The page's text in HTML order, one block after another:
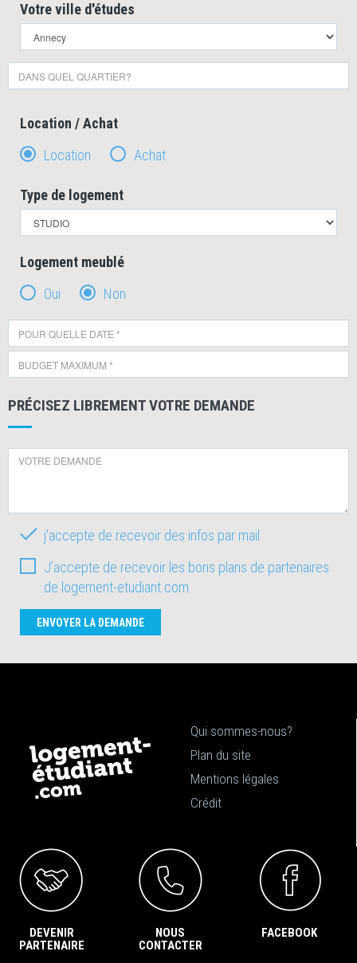
Votre ville d'études
Location / Achat
Location
Achat
Type de logement
Logement meublé
Oui
Non
PRÉCISEZ LIBREMENT VOTRE DEMANDE
j'accepte de recevoir des infos par mail
J’accepte de recevoir les bons plans de partenaires
de logement-etudiant.com
ENVOYER LA DEMANDE
Qui sommes-nous?
Plan du site
Mentions légales
Crédit
DEVENIR
PARTENAIRE
NOUS
CONTACTER
FACEBOOK